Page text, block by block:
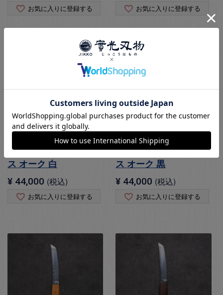
お気に入りに登録する お気に入りに登録する
ステーキナイフ コアレ
ス オーク 白
¥ 44,000 税込
お気に入りに登録する
ステーキナイフ コアレ
ス オーク 黒
¥ 44,000 税込
お気に入りに登録する